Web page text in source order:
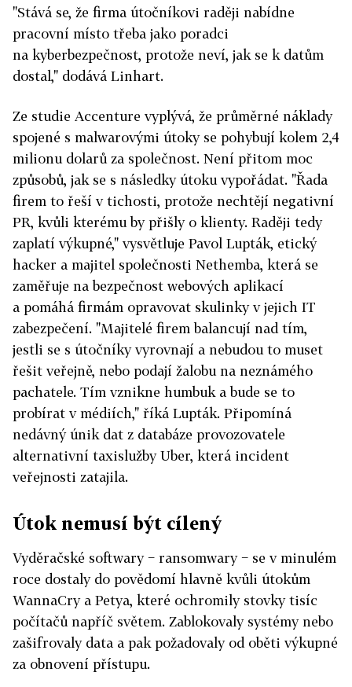
"Stává se, že firma útočníkovi raději nabídne
pracovní místo třeba jako poradci
na kyberbezpečnost, protože neví, jak se k datům
dostal," dodává Linhart.
Ze studie Accenture vyplývá, že průměrné náklady
spojené s malwarovými útoky se pohybují kolem 2,4
milionu dolarů za společnost. Není přitom moc
způsobů, jak se s následky útoku vypořádat. "Řada
firem to řeší v tichosti, protože nechtějí negativní
PR, kvůli kterému by přišly o klienty. Raději tedy
zaplatí výkupné," vysvětluje Pavol Lupták, etický
hacker a majitel společnosti Nethemba, která se
zaměřuje na bezpečnost webových aplikací
a pomáhá firmám opravovat skulinky v jejich IT
zabezpečení. "Majitelé firem balancují nad tím,
jestli se s útočníky vyrovnají a nebudou to muset
řešit veřejně, nebo podají žalobu na neznámého
pachatele. Tím vznikne humbuk a bude se to
probírat v médiích," říká Lupták. Připomíná
nedávný únik dat z databáze provozovatele
alternativní taxislužby Uber, která incident
veřejnosti zatajila.
Útok nemusí být cílený
Vyděračské softwary − ransomwary − se v minulém
roce dostaly do povědomí hlavně kvůli útokům
WannaCry a Petya, které ochromily stovky tisíc
počítačů napříč světem. Zablokovaly systémy nebo
zašifrovaly data a pak požadovaly od oběti výkupné
za obnovení přístupu.